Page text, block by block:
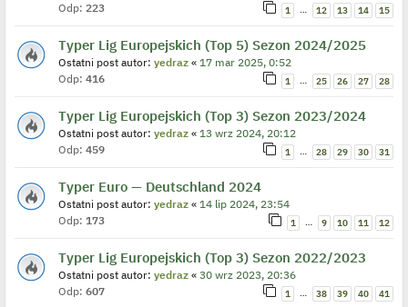
Odp: 223 1 … 12 13 14 15
Typer Lig Europejskich (Top 5) Sezon 2024/2025
Ostatni post autor: yedraz « 17 mar 2025, 0:52
Odp: 416 1 … 25 26 27 28
Typer Lig Europejskich (Top 3) Sezon 2023/2024
Ostatni post autor: yedraz « 13 wrz 2024, 20:12
Odp: 459 1 … 28 29 30 31
Typer Euro — Deutschland 2024
Ostatni post autor: yedraz « 14 lip 2024, 23:54
Odp: 173 1 … 9 10 11 12
Typer Lig Europejskich (Top 3) Sezon 2022/2023
Ostatni post autor: yedraz « 30 wrz 2023, 20:36
Odp: 607 1 … 38 39 40 41